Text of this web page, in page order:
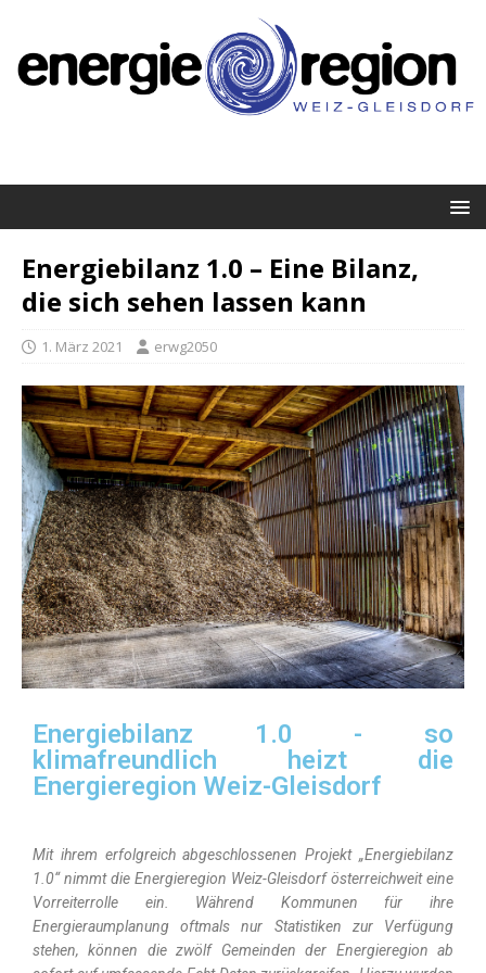
Energiebilanz 1.0 – Eine Bilanz,
die sich sehen lassen kann
1. März 2021 erwg2050
Energiebilanz 1.0 - so
klimafreundlich heizt die
Energieregion Weiz-Gleisdorf
Mit ihrem erfolgreich abgeschlossenen Projekt „Energiebilanz
1.0“ nimmt die Energieregion Weiz-Gleisdorf österreichweit eine
Vorreiterrolle ein. Während Kommunen für ihre
Energieraumplanung oftmals nur Statistiken zur Verfügung
stehen, können die zwölf Gemeinden der Energieregion ab